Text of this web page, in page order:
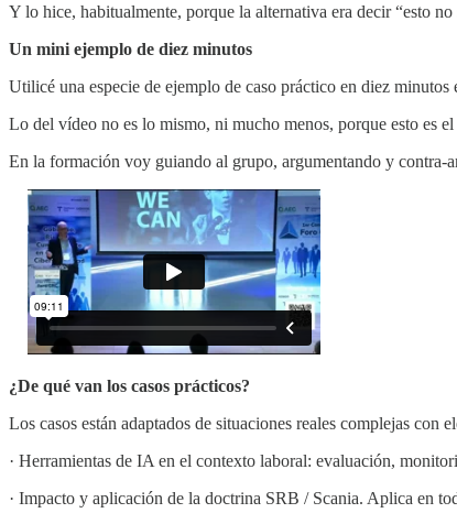
Y lo hice, habitualmente, porque la alternativa era decir “esto no
Un mini ejemplo de diez minutos
Utilicé una especie de ejemplo de caso práctico en diez
Lo del vídeo no es lo mismo, ni mucho menos, porque esto es
En la formación voy guiando al grupo, argumentando y contra-
¿De qué van los casos prácticos?
Los casos están adaptados de situaciones reales complejas con
· Herramientas de IA en el contexto laboral: evaluación,
· Impacto y aplicación de la doctrina SRB / Scania. Aplica en